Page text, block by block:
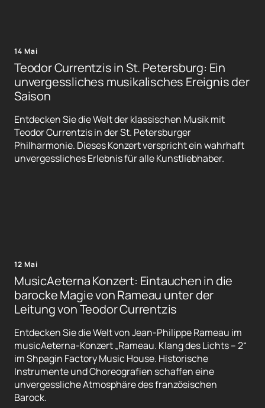
14 Mai
Teodor Currentzis in St. Petersburg: Ein
unvergessliches musikalisches Ereignis der
Saison
Entdecken Sie die Welt der klassischen Musik mit
Teodor Currentzis in der St. Petersburger
Philharmonie. Dieses Konzert verspricht ein wahrhaft
unvergessliches Erlebnis für alle Kunstliebhaber.
12 Mai
MusicAeterna Konzert: Eintauchen in die
barocke Magie von Rameau unter der
Leitung von Teodor Currentzis
Entdecken Sie die Welt von Jean-Philippe Rameau im
musicAeterna-Konzert „Rameau. Klang des Lichts – 2“
im Shpagin Factory Music House. Historische
Instrumente und Choreografien schaffen eine
unvergessliche Atmosphäre des französischen
Barock.